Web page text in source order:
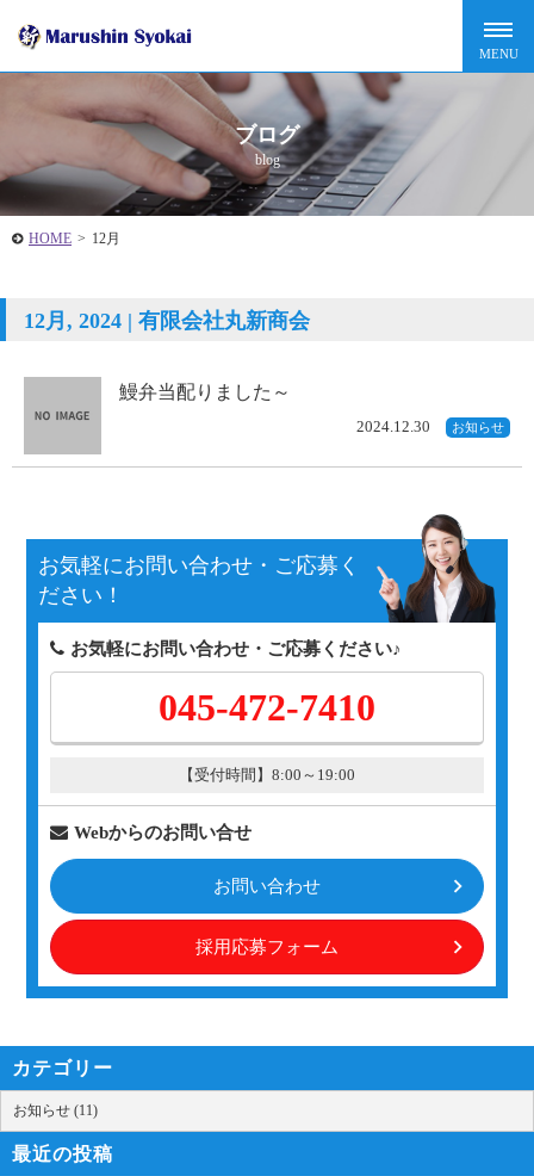
ブログ
blog
HOME > 12月
12月, 2024 | 有限会社丸新商会
鰻弁当配りました～
2024.12.30 お知らせ
お気軽にお問い合わせ・ご応募く
ださい！
お気軽にお問い合わせ・ご応募ください♪
045-472-7410
【受付時間】8:00～19:00
Webからのお問い合せ
お問い合わせ
採用応募フォーム
カテゴリー
お知らせ (11)
最近の投稿